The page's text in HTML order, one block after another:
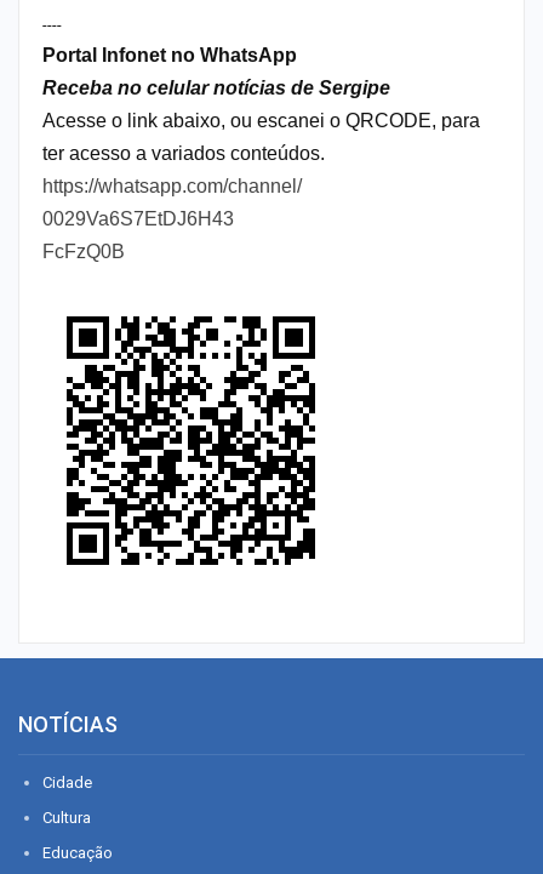
----
Portal Infonet no WhatsApp
Receba no celular notícias de Sergipe
Acesse o link abaixo, ou escanei o QRCODE, para
ter acesso a variados conteúdos.
https://whatsapp.com/channel/
0029Va6S7EtDJ6H43
FcFzQ0B
NOTÍCIAS
Cidade
Cultura
Educação